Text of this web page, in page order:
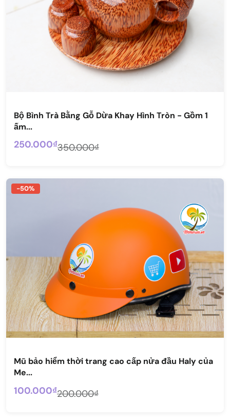
Bộ Bình Trà Bằng Gỗ Dừa Khay Hình Tròn - Gồm 1
ấm...
250.000₫350.000₫
-50%
Mũ bảo hiểm thời trang cao cấp nửa đầu Haly của
Me...
100.000₫200.000₫